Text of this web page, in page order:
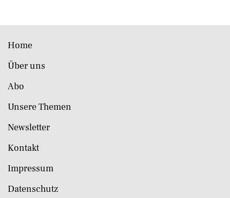
Home
Über uns
Abo
Unsere Themen
Newsletter
Kontakt
Impressum
Datenschutz